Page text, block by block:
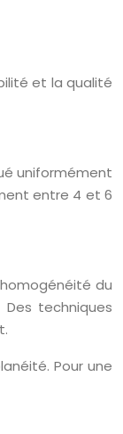
et la qualité
uniformément
entre 4 et 6
du
techniques
Pour une